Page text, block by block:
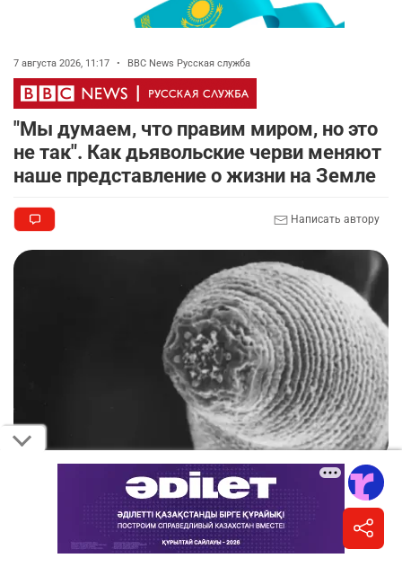
7 августа 2026, 11:17 • BBC News Русская служба
"Мы думаем, что правим миром, но это
не так". Как дьявольские черви меняют
наше представление о жизни на Земле
Написать автору
Дьявольский червь под микроскопом / Фото Gaetan Borgonie et al., Nature,
Informburo.kz публикует материалы "Русской